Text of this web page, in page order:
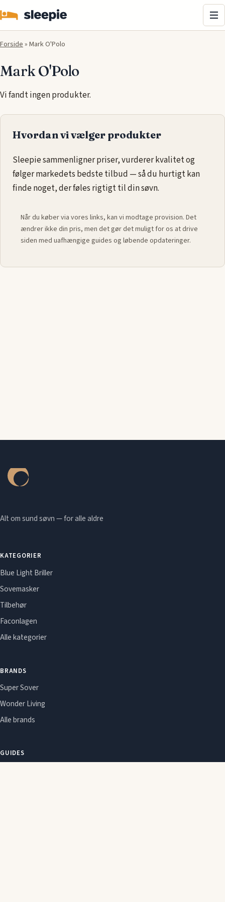
Forside» Mark O'Polo
Mark O'Polo
Vi fandt ingen produkter.
Hvordan vi vælger produkter
Sleepie sammenligner priser, vurderer kvalitet og
følger markedets bedste tilbud — så du hurtigt kan
finde noget, der føles rigtigt til din søvn.
Når du køber via vores links, kan vi modtage provision. Det
ændrer ikke din pris, men det gør det muligt for os at drive
siden med uafhængige guides og løbende opdateringer.
Alt om sund søvn — for alle aldre
KATEGORIER
Blue Light Briller
Sovemasker
Tilbehør
Faconlagen
Alle kategorier
BRANDS
Super Sover
Wonder Living
Alle brands
GUIDES